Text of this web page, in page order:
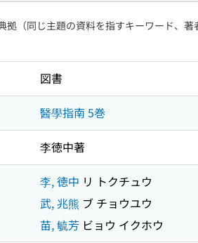
拠（同じ主題の資料を指すキーワード、著
図書
醫學指南 5巻
李徳中著
李, 徳中 リ トクチュウ
武, 兆熊 ブ チョウユウ
苗, 毓芳 ビョウ イクホウ